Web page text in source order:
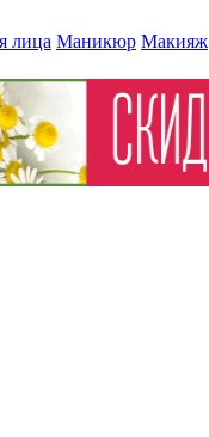
лица Маникюр Макияж